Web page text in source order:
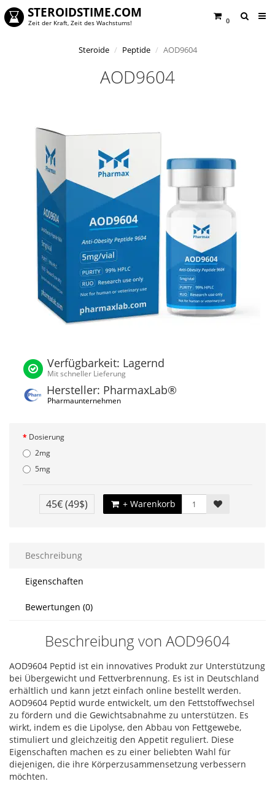
0
STEROIDSTIME.COM
Zeit der Kraft, Zeit des Wachstums!
Steroide Peptide AOD9604
AOD9604
Verfügbarkeit: Lagernd
Mit schneller Lieferung
Hersteller: PharmaxLab®
Pharmaunternehmen
Dosierung
2mg
5mg
45€(49$) + Warenkorb
Beschreibung
Eigenschaften
Bewertungen (0)
Beschreibung von AOD9604
AOD9604 Peptid ist ein innovatives Produkt zur Unterstützung
bei Übergewicht und Fettverbrennung. Es ist in Deutschland
erhältlich und kann jetzt einfach online bestellt werden.
AOD9604 Peptid wurde entwickelt, um den Fettstoffwechsel
zu fördern und die Gewichtsabnahme zu unterstützen. Es
wirkt, indem es die Lipolyse, den Abbau von Fettgewebe,
stimuliert und gleichzeitig den Appetit reguliert. Diese
Eigenschaften machen es zu einer beliebten Wahl für
diejenigen, die ihre Körperzusammensetzung verbessern
möchten.